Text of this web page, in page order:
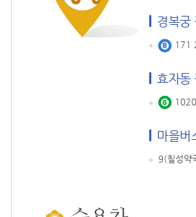
경복궁
171
효자동
마을버
9(칠성약